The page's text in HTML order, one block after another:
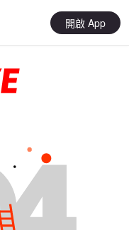
開啟 App